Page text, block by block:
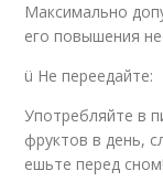
Максимально
его повышения
ü Не переедайте:
Употребляйте в
фруктов в день,
ешьте перед